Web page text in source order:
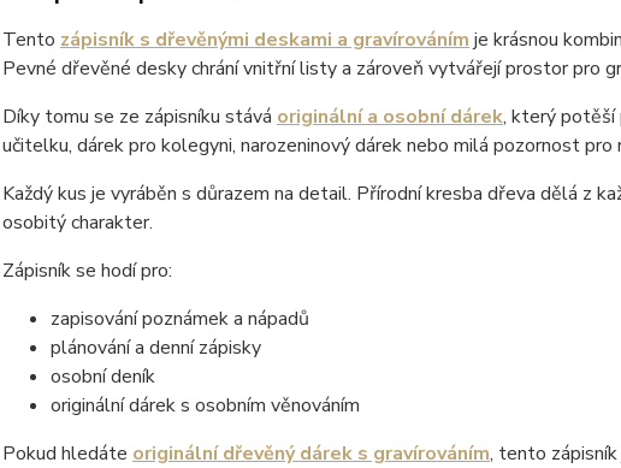
Tento zápisník s dřevěnými deskami a gravírováním je krásnou
Pevné dřevěné desky chrání vnitřní listy a zároveň vytvářejí prostor pro
Díky tomu se ze zápisníku stává originální a osobní dárek, který potěší
učitelku, dárek pro kolegyni, narozeninový dárek nebo milá pozornost pro
Každý kus je vyráběn s důrazem na detail. Přírodní kresba dřeva dělá z
osobitý charakter.
Zápisník se hodí pro:
zapisování poznámek a nápadů
plánování a denní zápisky
osobní deník
originální dárek s osobním věnováním
Pokud hledáte originální dřevěný dárek s gravírováním, tento